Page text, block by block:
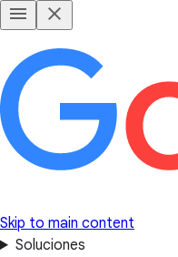
Skip to main content
Soluciones